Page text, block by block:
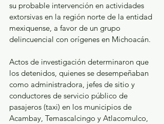
su probable intervención en actividades
extorsivas en la región norte de la entidad
mexiquense, a favor de un grupo
delincuencial con orígenes en Michoacán.
Actos de investigación determinaron que
los detenidos, quienes se desempeñaban
como administradora, jefes de sitio y
conductores de servicio público de
pasajeros (taxi) en los municipios de
Acambay, Temascalcingo y Atlacomulco,